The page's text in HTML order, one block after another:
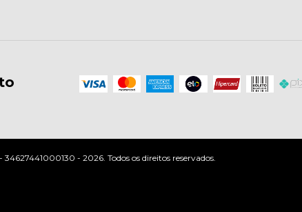
- 2026. Todos os direitos reservados.